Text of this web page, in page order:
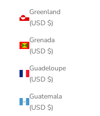
Greenland
(USD $)
Grenada
(USD $)
Guadeloupe
(USD $)
Guatemala
(USD $)